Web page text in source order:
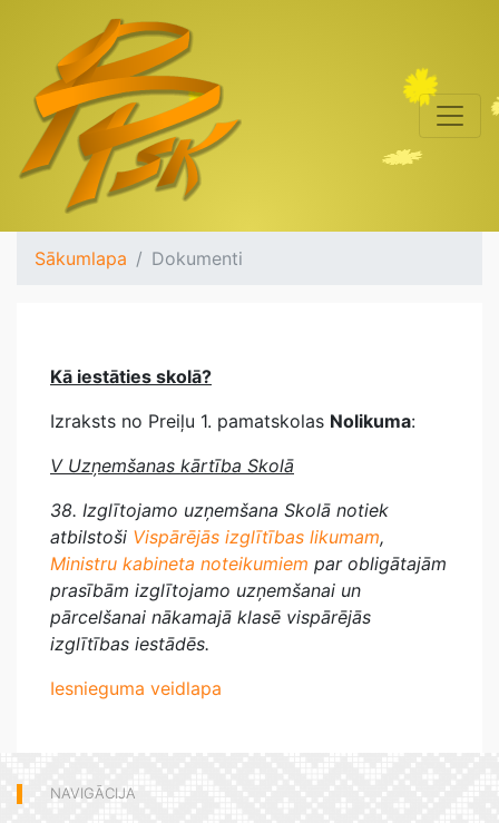
Sākumlapa Dokumenti
Kā iestāties skolā?
Izraksts no Preiļu 1. pamatskolas Nolikuma:
V Uzņemšanas kārtība Skolā
38. Izglītojamo uzņemšana Skolā notiek
atbilstoši Vispārējās izglītības likumam,
Ministru kabineta noteikumiem par obligātajām
prasībām izglītojamo uzņemšanai un
pārcelšanai nākamajā klasē vispārējās
izglītības iestādēs.
Iesnieguma veidlapa
NAVIGĀCIJA